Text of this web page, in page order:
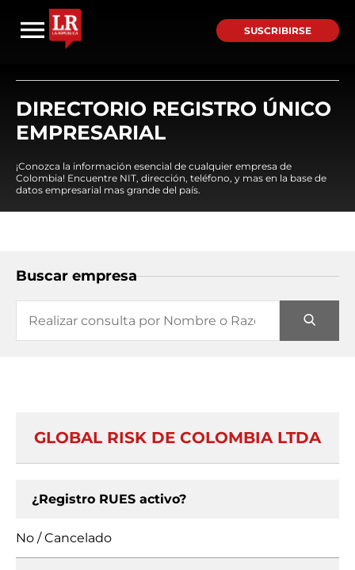
SUSCRIBIRSE
DIRECTORIO REGISTRO ÚNICO
EMPRESARIAL
¡Conozca la información esencial de cualquier empresa de
Colombia! Encuentre NIT, dirección, teléfono, y mas en la base de
datos empresarial mas grande del país.
Buscar empresa
GLOBAL RISK DE COLOMBIA LTDA
¿Registro RUES activo?
No / Cancelado